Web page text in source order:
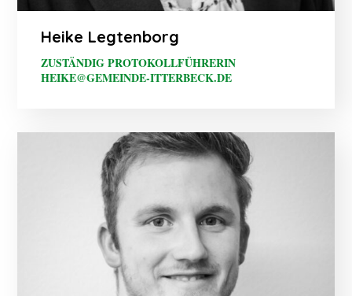
Heike Legtenborg
ZUSTÄNDIG PROTOKOLLFÜHRERIN
HEIKE@GEMEINDE-ITTERBECK.DE